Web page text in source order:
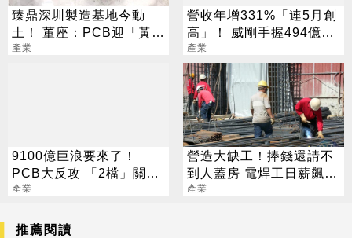
臻鼎深圳製造基地今動
土！ 董座：PCB迎「黃金
十年」
產業
營收年增331%「連5月創
高」！ 威剛手握494億庫
存：明年會更缺
產業
9100億巨浪要來了！
PCB大反攻 「2檔」關門
鎖漲停
產業
營造大缺工！捧錢還請不
到人蓋房 電焊工日薪飆破
萬
產業
推薦閱讀